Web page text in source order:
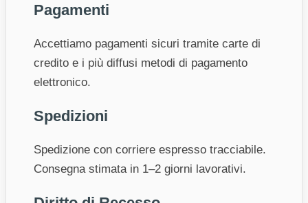
Pagamenti
Accettiamo pagamenti sicuri tramite carte di
credito e i più diffusi metodi di pagamento
elettronico.
Spedizioni
Spedizione con corriere espresso tracciabile.
Consegna stimata in 1–2 giorni lavorativi.